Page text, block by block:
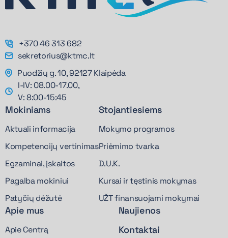
+370 46 313 682
sekretorius@ktmc.lt
Puodžių g. 10, 92127 Klaipėda
I-IV: 08.00-17.00,
V: 8:00-15:45
Mokiniams
Aktuali informacija
Kompetencijų vertinimas
Egzaminai, įskaitos
Pagalba mokiniui
Patyčių dėžutė
Stojantiesiems
Mokymo programos
Priėmimo tvarka
D.U.K.
Kursai ir tęstinis mokymas
UŽT finansuojami mokymai
Apie mus
Apie Centrą
Naujienos
Kontaktai